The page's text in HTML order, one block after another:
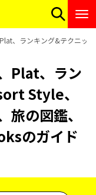
、ランキング&テクニッ
Plat、ラン
Style、
の図鑑、
のガイド